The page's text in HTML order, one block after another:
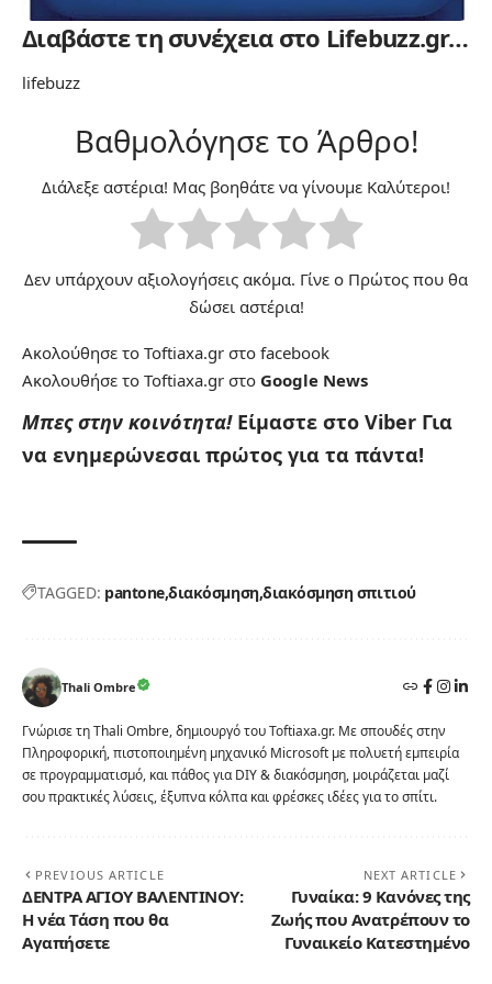
Διαβάστε τη συνέχεια στο Lifebuzz.gr…
lifebuzz
Βαθμολόγησε το Άρθρο!
Διάλεξε αστέρια! Μας βοηθάτε να γίνουμε Καλύτεροι!
Δεν υπάρχουν αξιολογήσεις ακόμα. Γίνε ο Πρώτος που θα
δώσει αστέρια!
Ακολούθησε το Toftiaxa.gr στο facebook
Ακολουθήσε το Toftiaxa.gr στο Google News
Μπες στην κοινότητα! Είμαστε στο Viber Για
να ενημερώνεσαι πρώτος για τα πάντα!
TAGGED: pantoneδιακόσμησηδιακόσμηση σπιτιού
Thali Ombre
Γνώρισε τη Thali Ombre, δημιουργό του Toftiaxa.gr. Με σπουδές στην
Πληροφορική, πιστοποιημένη μηχανικό Microsoft με πολυετή εμπειρία
σε προγραμματισμό, και πάθος για DIY & διακόσμηση, μοιράζεται μαζί
σου πρακτικές λύσεις, έξυπνα κόλπα και φρέσκες ιδέες για το σπίτι.
PREVIOUS ARTICLE
ΔΕΝΤΡΑ ΑΓΙΟΥ ΒΑΛΕΝΤΙΝΟΥ:
Η νέα Τάση που θα
Αγαπήσετε
NEXT ARTICLE
Γυναίκα: 9 Κανόνες της
Ζωής που Ανατρέπουν το
Γυναικείο Κατεστημένο